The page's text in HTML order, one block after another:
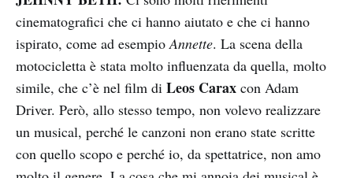
cinematografici che ci hanno aiutato e che ci hanno
ispirato, come ad esempioAnnette. La scena della
motocicletta è stata molto influenzata da quella, molto
simile, che c’è nel film di Leos Carax con Adam
Driver. Però, allo stesso tempo, non volevo realizzare
un musical, perché le canzoni non erano state scritte
con quello scopo e perché io, da spettatrice, non amo